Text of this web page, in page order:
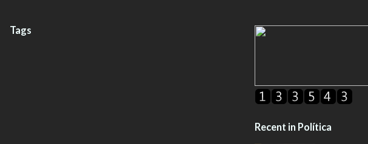
Tags
Recent in Política